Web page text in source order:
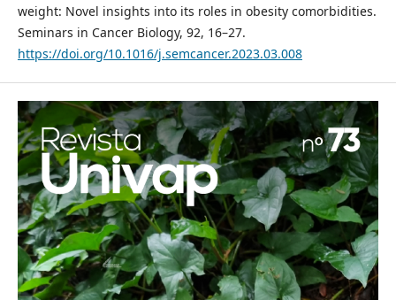
weight: Novel insights into its roles in obesity comorbidities.
Seminars in Cancer Biology, 92, 16–27.
https://doi.org/10.1016/j.semcancer.2023.03.008